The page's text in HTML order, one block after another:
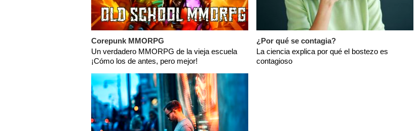
Corepunk MMORPG
Un verdadero MMORPG de la vieja escuela
¡Cómo los de antes, pero mejor!
¿Por qué se contagia?
La ciencia explica por qué el bostezo es
contagioso